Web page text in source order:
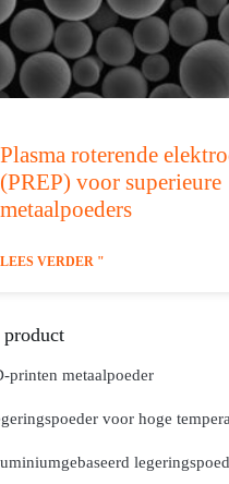
Plasma roterende
(PREP) voor superieure
metaalpoeders
LEES VERDER "
product
printen metaalpoeder
voor hoge